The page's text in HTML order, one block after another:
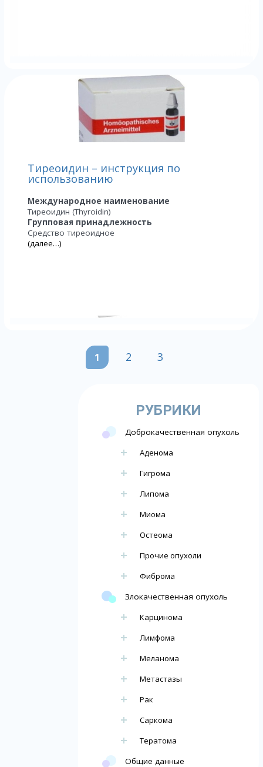
Тиреоидин – инструкция по
использованию
Международное наименование
Тиреоидин (Thyroidin)
Групповая принадлежность
Средство тиреоидное
(далее…)
1 2 3
РУБРИКИ
Доброкачественная опухоль
Аденома
Гигрома
Липома
Миома
Остеома
Прочие опухоли
Фиброма
Злокачественная опухоль
Карцинома
Лимфома
Меланома
Метастазы
Рак
Саркома
Тератома
Общие данные